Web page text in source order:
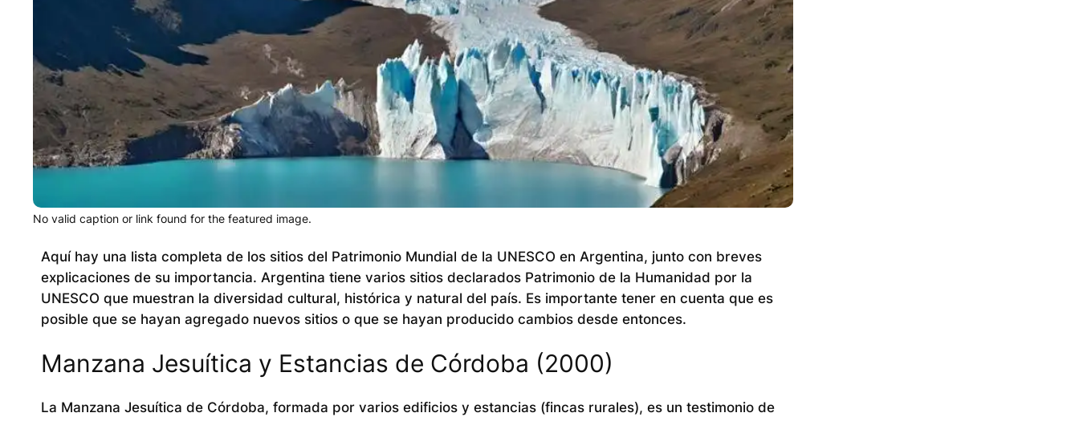
No valid caption or link found for the featured image.
Aquí hay una lista completa de los sitios del Patrimonio Mundial de la UNESCO en Argentina, junto con breves
explicaciones de su importancia. Argentina tiene varios sitios declarados Patrimonio de la Humanidad por la
UNESCO que muestran la diversidad cultural, histórica y natural del país. Es importante tener en cuenta que es
posible que se hayan agregado nuevos sitios o que se hayan producido cambios desde entonces.
Manzana Jesuítica y Estancias de Córdoba (2000)
La Manzana Jesuítica de Córdoba, formada por varios edificios y estancias (fincas rurales), es un testimonio de